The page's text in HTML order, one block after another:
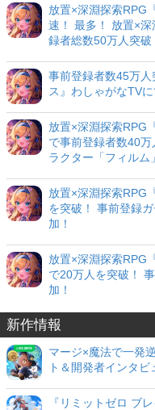
放置×深淵探索RPG
速！ 最多！ 放置×
録者総数50万人突破
事前登録者数45万
ス』わしゃがなTV
放置×深淵探索RPG
で事前登録者数40
ラクター「フィルム
放置×深淵探索RPG
を突破！ 事前登録
加！
放置×深淵探索RPG
で20万人を突破！
加！
新作情報
マージ×魔法で一発
ト＆開発者インタビ
『リミットゼロ ブ